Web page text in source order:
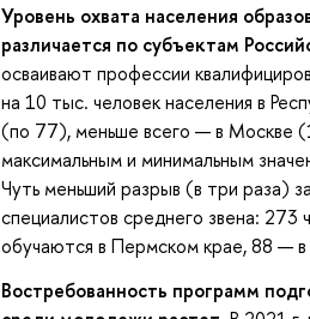
Уровень охвата населения
различается по субъектам
осваивают профессии
на 10 тыс. человек населения в
(по 77), меньше всего — в Москве
максимальным и минимальным
Чуть меньший разрыв (в три раза)
специалистов среднего звена: 273
обучаются в Пермском крае, 88 —
Востребованность программ